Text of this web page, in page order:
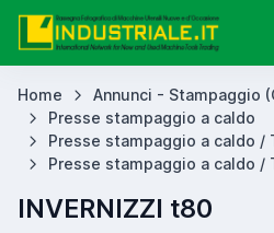
Home
Annunci - Stampaggio
Presse stampaggio a caldo
Presse stampaggio a caldo /
Presse stampaggio a caldo /
INVERNIZZI t80